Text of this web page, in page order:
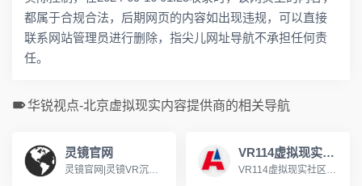
都属于合规合法，后期网页的内容如出现违规，可以直接
联系网站管理员进行删除，指尖儿网址导航不承担任何责
任。
华锐视点-北京虚拟现实内容提供商的相关导航
灵镜官网
灵镜官网|灵镜VR沉浸式虚拟现实眼镜|灵镜科技|灵镜VR眼镜官方正品售卖网站www.lingvr.com
VR114虚拟现实社区
VR114虚拟现实社区提供最新VR,虚拟现实、虚拟现实游戏、虚拟现实头盔，oculus rift资讯评测，为广大虚拟现实爱好者提供讨论社区 www.vr114.com